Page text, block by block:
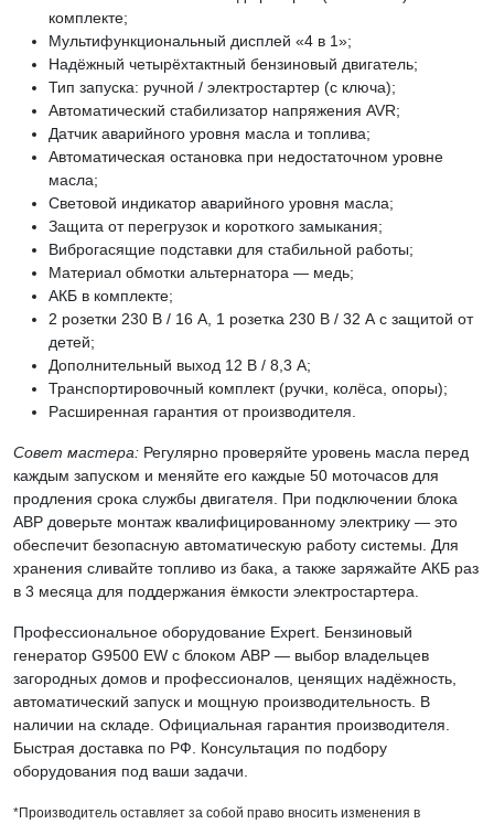
комплекте;
Мультифункциональный дисплей «4 в 1»;
Надёжный четырёхтактный бензиновый двигатель;
Тип запуска: ручной / электростартер (с ключа);
Автоматический стабилизатор напряжения AVR;
Датчик аварийного уровня масла и топлива;
Автоматическая остановка при недостаточном уровне
масла;
Световой индикатор аварийного уровня масла;
Защита от перегрузок и короткого замыкания;
Виброгасящие подставки для стабильной работы;
Материал обмотки альтернатора — медь;
АКБ в комплекте;
2 розетки 230 В / 16 А, 1 розетка 230 В / 32 А с защитой от
детей;
Дополнительный выход 12 В / 8,3 А;
Транспортировочный комплект (ручки, колёса, опоры);
Расширенная гарантия от производителя.
Совет мастера: Регулярно проверяйте уровень масла перед
каждым запуском и меняйте его каждые 50 моточасов для
продления срока службы двигателя. При подключении блока
АВР доверьте монтаж квалифицированному электрику — это
обеспечит безопасную автоматическую работу системы. Для
хранения сливайте топливо из бака, а также заряжайте АКБ раз
в 3 месяца для поддержания ёмкости электростартера.
Профессиональное оборудование Expert. Бензиновый
генератор G9500 EW с блоком АВР — выбор владельцев
загородных домов и профессионалов, ценящих надёжность,
автоматический запуск и мощную производительность. В
наличии на складе. Официальная гарантия производителя.
Быстрая доставка по РФ. Консультация по подбору
оборудования под ваши задачи.
*Производитель оставляет за собой право вносить изменения в